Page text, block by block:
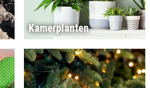
Kamerplanten